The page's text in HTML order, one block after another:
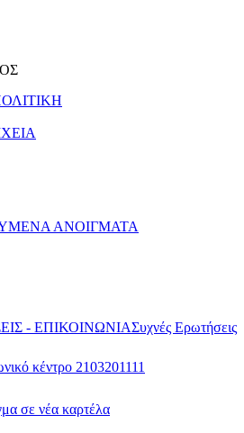
ΑΝΟΙΓΜΑΤΑ
- ΕΠΙΚΟΙΝΩΝΙΑΣυχνές Ερωτήσεις
κέντρο 2103201111
σε νέα καρτέλα